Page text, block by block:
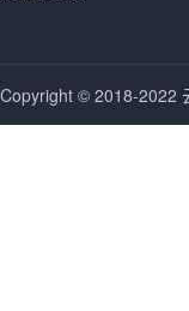
Copyright © 2018-2022